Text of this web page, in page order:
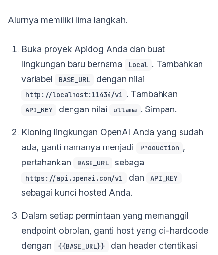
Alurnya memiliki lima langkah.
Buka proyek Apidog Anda dan buat
lingkungan baru bernama
Local . Tambahkan
variabel
BASE_URL dengan nilai
http://localhost:11434/v1 . Tambahkan
API_KEY dengan nilai ollama . Simpan.
Kloning lingkungan OpenAI Anda yang sudah
ada, ganti namanya menjadi
Production ,
pertahankan
BASE_URL sebagai
https://api.openai.com/v1 dan API_KEY
sebagai kunci hosted Anda.
Dalam setiap permintaan yang memanggil
endpoint obrolan, ganti host yang di-hardcode
dengan
{{BASE_URL}}
dan header otentikasi